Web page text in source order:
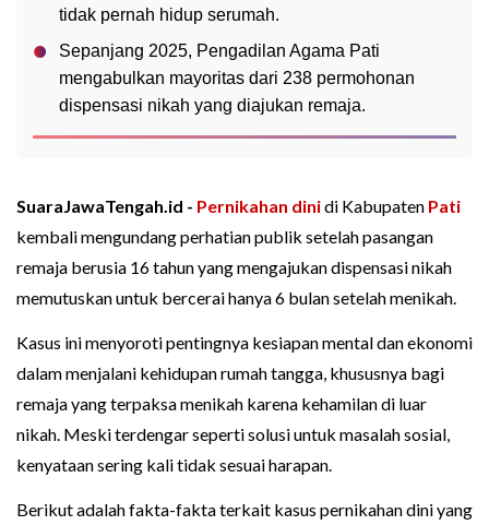
tidak pernah hidup serumah.
Sepanjang 2025, Pengadilan Agama Pati
mengabulkan mayoritas dari 238 permohonan
dispensasi nikah yang diajukan remaja.
SuaraJawaTengah.id - Pernikahan dinidi Kabupaten Pati
kembali mengundang perhatian publik setelah pasangan
remaja berusia 16 tahun yang mengajukan dispensasi nikah
memutuskan untuk bercerai hanya 6 bulan setelah menikah.
Kasus ini menyoroti pentingnya kesiapan mental dan ekonomi
dalam menjalani kehidupan rumah tangga, khususnya bagi
remaja yang terpaksa menikah karena kehamilan di luar
nikah. Meski terdengar seperti solusi untuk masalah sosial,
kenyataan sering kali tidak sesuai harapan.
Berikut adalah fakta-fakta terkait kasus pernikahan dini yang